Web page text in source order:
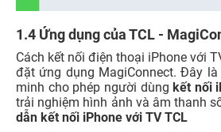
1.4 Ứng dụng của TCL -
Cách kết nối điện thoại iPhone với
đặt ứng dụng MagiConnect. Đây
minh cho phép người dùng kết nối
trải nghiệm hình ảnh và âm thanh
dẫn kết nối iPhone với TVTCL